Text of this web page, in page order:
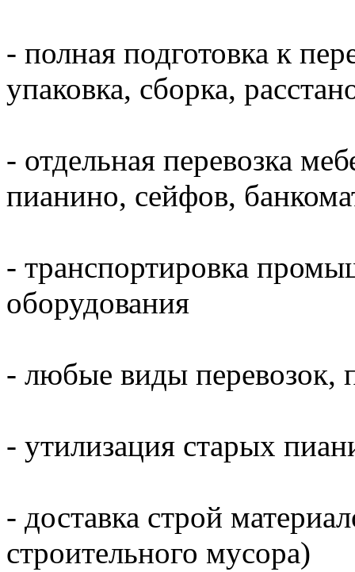
- полная подготовка к
упаковка, сборка,
- отдельная перевозка
пианино, сейфов,
- транспортировка
оборудования
- любые виды перевозок,
- утилизация старых
- доставка строй
строительного мусора)